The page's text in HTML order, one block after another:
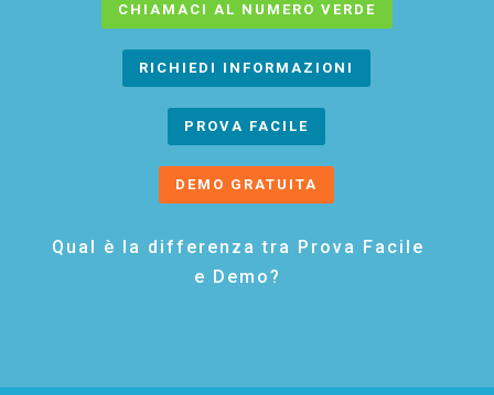
CHIAMACI AL NUMERO VERDE
RICHIEDI INFORMAZIONI
PROVA FACILE
DEMO GRATUITA
Qual è la differenza tra Prova Facile
e Demo?